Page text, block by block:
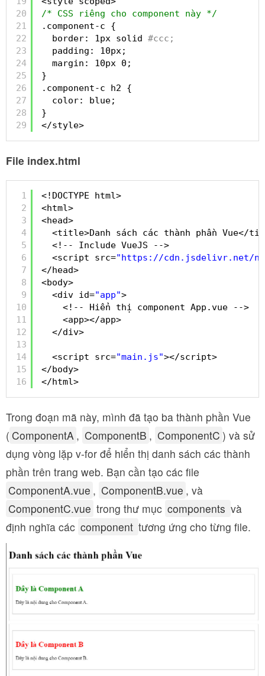
20
21
22
23
24
25
26
27
28
29
/* CSS riêng cho component này */
.component-c {
border: 1px solid #ccc;
padding: 10px;
margin: 10px 0;
}
.component-c h2 {
color: blue;
}
</style>
File index.html
1
2
3
4
5
6
7
8
9
10
11
12
13
14
15
16
<!DOCTYPE html>
<html>
<head>
<title>Danh sách các thành phần Vue</
<!-- Include VueJS -->
<script src="https://cdn.jsdelivr.net/
</head>
<body>
<div id="app">
<!-- Hiển thị component App.vue -->
<app></app>
</div>
<script src="main.js"></script>
</body>
</html>
Trong đoạn mã này, mình đã tạo ba thành phần Vue
( ComponentA , ComponentB , ComponentC ) và sử
dụng vòng lặp v-for để hiển thị danh sách các thành
phần trên trang web. Bạn cần tạo các file
ComponentA.vue , ComponentB.vue , và
ComponentC.vue trong thư mục components và
định nghĩa các component tương ứng cho từng file.